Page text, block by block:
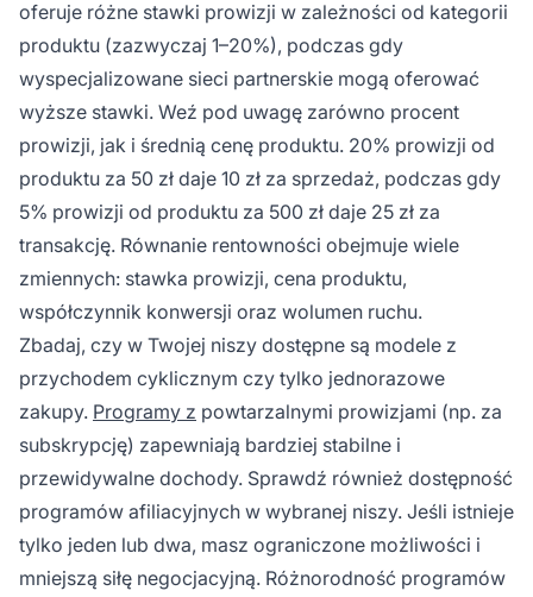
oferuje różne stawki prowizji w zależności od kategorii
produktu (zazwyczaj 1–20%), podczas gdy
wyspecjalizowane sieci partnerskie mogą oferować
wyższe stawki. Weź pod uwagę zarówno procent
prowizji, jak i średnią cenę produktu. 20% prowizji od
produktu za 50 zł daje 10 zł za sprzedaż, podczas gdy
5% prowizji od produktu za 500 zł daje 25 zł za
transakcję. Równanie rentowności obejmuje wiele
zmiennych: stawka prowizji, cena produktu,
współczynnik konwersji oraz wolumen ruchu.
Zbadaj, czy w Twojej niszy dostępne są modele z
przychodem cyklicznym czy tylko jednorazowe
zakupy. Programy z powtarzalnymi prowizjami (np. za
subskrypcję) zapewniają bardziej stabilne i
przewidywalne dochody. Sprawdź również dostępność
programów afiliacyjnych w wybranej niszy. Jeśli istnieje
tylko jeden lub dwa, masz ograniczone możliwości i
mniejszą siłę negocjacyjną. Różnorodność programów